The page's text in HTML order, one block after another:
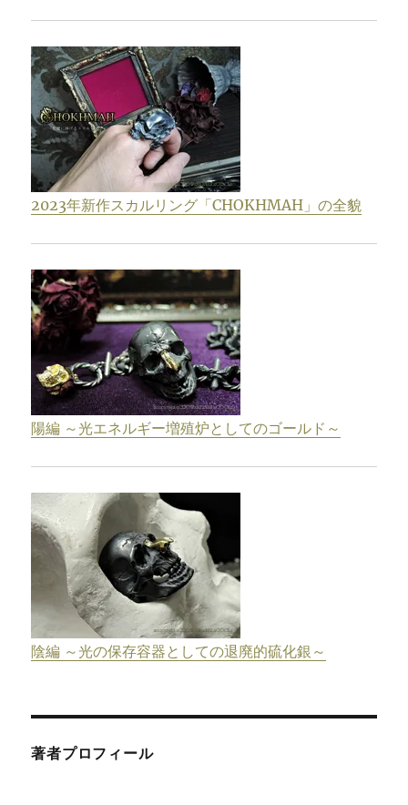
2023年新作スカルリング「CHOKHMAH」の全貌
陽編 ～光エネルギー増殖炉としてのゴールド～
陰編 ～光の保存容器としての退廃的硫化銀～
著者プロフィール